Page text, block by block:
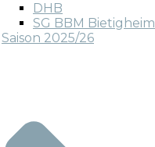
DHB
SG BBM Bietigheim
Saison 2025/26